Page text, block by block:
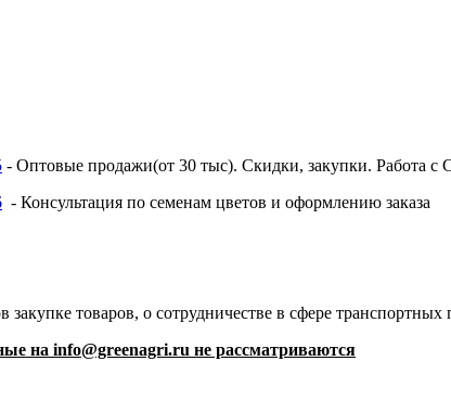
- Оптовые продажи(от 30 тыс). Скидки, закупки. Работа с
- Консультация по семенам цветов и оформлению заказа
товаров, о сотрудничестве в сфере
на info@greenagri.ru не рассматриваются